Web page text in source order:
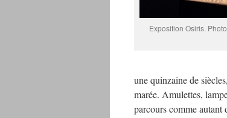
Exposition Osiris.
une quinzaine de
marée. Amulettes,
parcours comme